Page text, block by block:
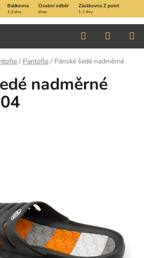
Balíkovna Osobní odběr Zásilkovna Z point
1-2 dny dnes 1-2 dny
Hledat
KOŠÍK
/ Pantofle / Pánské šedé nadměrné
nadměrné